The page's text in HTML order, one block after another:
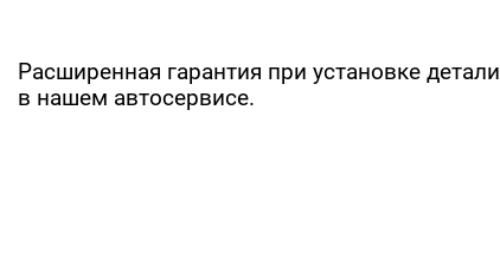
Расширенная гарантия при установке детали
в нашем автосервисе.